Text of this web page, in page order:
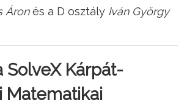
Áronés a D osztály Iván György
SolveX Kárpát-
Matematikai